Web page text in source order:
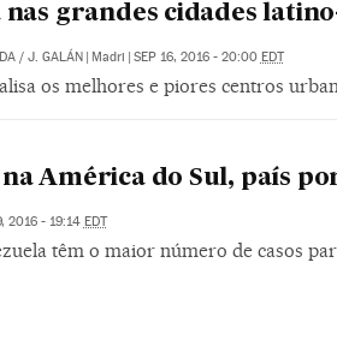
grandes cidades
/ J. GALÁN | Madri | SEP 16, 2016 - 20:00 EDT
os melhores e piores centros
América do Sul, país
2016 - 19:14 EDT
têm o maior número de casos